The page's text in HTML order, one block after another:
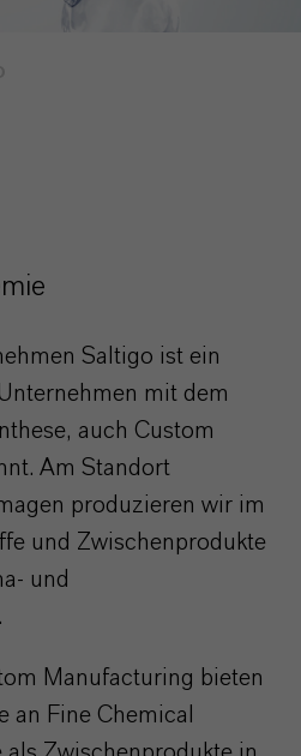
Saltigo ist ein
mit dem
auch Custom
Am Standort
produzieren wir im
und Zwischenprodukte
und
Manufacturing bieten
an Fine Chemical